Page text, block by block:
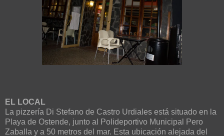
EL LOCAL
La pizzería Di Stefano de Castro Urdiales está situado en la
Playa de Ostende, junto al Polideportivo Municipal Pero
Zaballa y a 50 metros del mar. Esta ubicación alejada del